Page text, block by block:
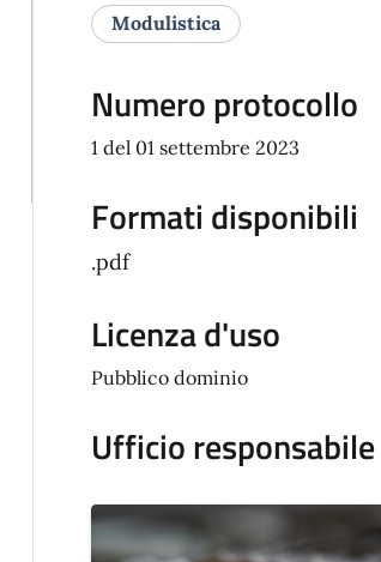
Modulistica
Numero protocollo
1 del 01 settembre 2023
Formati disponibili
.pdf
Licenza d'uso
Pubblico dominio
Ufficio responsabile